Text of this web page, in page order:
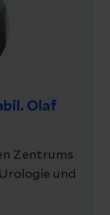
Olaf
Zentrums
und